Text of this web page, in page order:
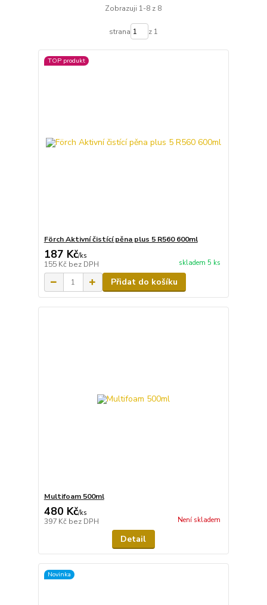
Zobrazuji 1-8 z 8
strana z 1
TOP produkt
Förch Aktivní čistící pěna plus 5 R560 600ml
187 Kč/ks
155 Kč bez DPH skladem 5 ks
Přidat do košíku
Multifoam 500ml
480 Kč/ks
397 Kč bez DPH Není skladem
Detail
Novinka